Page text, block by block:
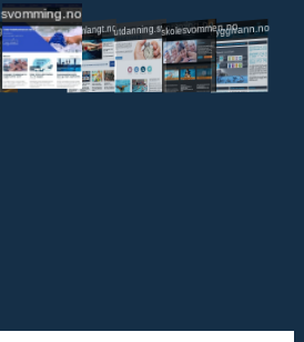
svomming.no
svomlangt.noutdanning.svomming.no
skolesvommen.notryggivann.no